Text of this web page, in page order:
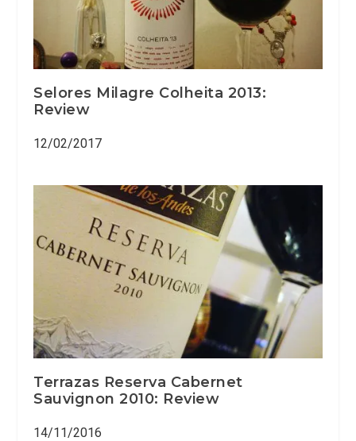
Selores Milagre Colheita 2013:
Review
12/02/2017
Terrazas Reserva Cabernet
Sauvignon 2010: Review
14/11/2016